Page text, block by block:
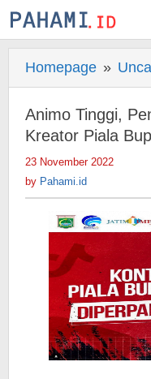
Skip
to
Homepage »
Animo Tinggi,
Kreator Piala
23 November 2022
by Pahami.id